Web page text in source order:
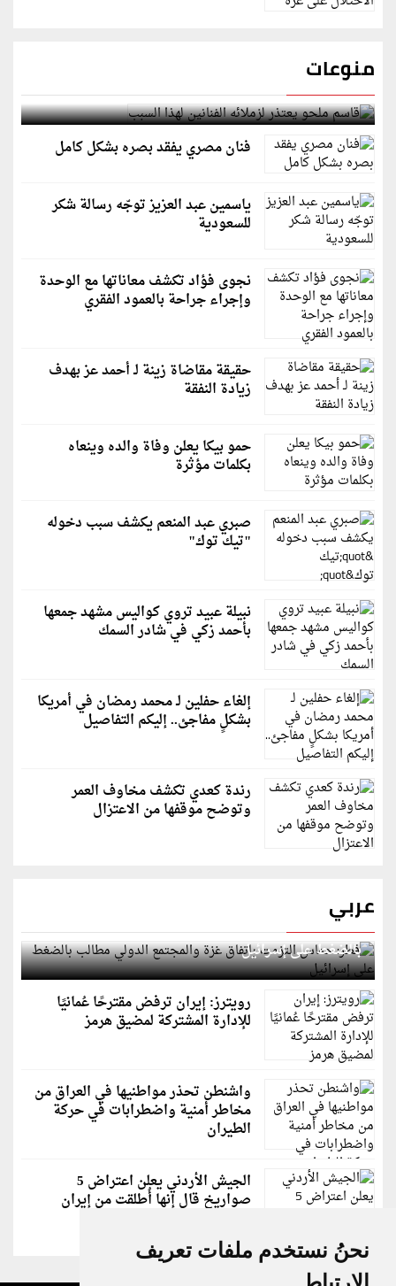
نحنُ نستخدم ملفات تعريف
منوعات
قاسم ملحو يعتذر لزملائه الفنانين لهذا السبب
فنان مصري يفقد بصره بشكل كامل
ياسمين عبد العزيز توجّه رسالة شكر
للسعودية
نجوى فؤاد تكشف معاناتها مع الوحدة
وإجراء جراحة بالعمود الفقري
حقيقة مقاضاة زينة لـ أحمد عز بهدف
زيادة النفقة
حمو بيكا يعلن وفاة والده وينعاه
بكلمات مؤثرة
صبري عبد المنعم يكشف سبب دخوله
"تيك توك"
نبيلة عبيد تروي كواليس مشهد جمعها
بأحمد زكي في شادر السمك
إلغاء حفلين لـ محمد رمضان في أمريكا
بشكلٍ مفاجئ.. إليكم التفاصيل
رندة كعدي تكشف مخاوف العمر
وتوضح موقفها من الاعتزال
عربي
قطر: حماس التزمت باتفاق غزة والمجتمع الدولي مطالب
بالضغط على إسرائيل
رويترز: إيران ترفض مقترحًا عُمانيًا
للإدارة المشتركة لمضيق هرمز
واشنطن تحذر مواطنيها في العراق من
مخاطر أمنية واضطرابات في حركة
الطيران
الجيش الأردني يعلن اعتراض 5
صواريخ قال إنها أُطلقت من إيران